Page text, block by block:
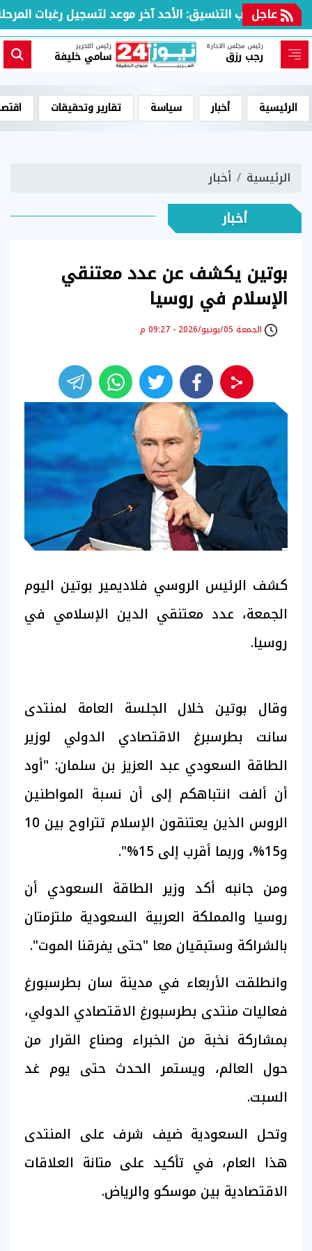
عاجل
مكتب التنسيق: الأحد آخر موعد لتسجيل رغبات المرحلة
رئيس مجلس الادارة
رجب رزق
رئيس التحرير
سامي خليفة
الرئيسية أخبار سياسة تقارير وتحقيقات
الرئيسية أخبار
أخبار
بوتين يكشف عن عدد معتنقي
الإسلام في روسيا
الجمعة 05/يونيو/2026 - 09:27 م
كشف الرئيس الروسي فلاديمير بوتين اليوم
الجمعة، عدد معتنقي الدين الإسلامي في
روسيا.
وقال بوتين خلال الجلسة العامة لمنتدى
سانت بطرسبرغ الاقتصادي الدولي لوزير
الطاقة السعودي عبد العزيز بن سلمان: "أود
أن ألفت انتباهكم إلى أن نسبة المواطنين
الروس الذين يعتنقون الإسلام تتراوح بين 10
و15%، وربما أقرب إلى 15%".
ومن جانبه أكد وزير الطاقة السعودي أن
روسيا والمملكة العربية السعودية ملتزمتان
بالشراكة وستبقيان معا "حتى يفرقنا الموت".
وانطلقت الأربعاء في مدينة سان بطرسبورغ
فعاليات منتدى بطرسبورغ الاقتصادي الدولي،
بمشاركة نخبة من الخبراء وصناع القرار من
حول العالم، ويستمر الحدث حتى يوم غد
السبت.
وتحل السعودية ضيف شرف على المنتدى
هذا العام، في تأكيد على متانة العلاقات
الاقتصادية بين موسكو والرياض.